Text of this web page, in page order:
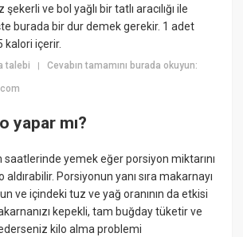
ve bol yağlı bir tatlı aracılığı ile
burada bir dur demek gerekir. 1 adet
kalori içerir.
talebi |Cevabın tamamını burada okuyun:
yapar mı?
saatlerinde yemek eğer porsiyon miktarını
aldırabilir. Porsiyonun yanı sıra makarnayı
ve içindeki tuz ve yağ oranının da etkisi
kepekli, tam buğday tüketir ve
kilo alma problemi